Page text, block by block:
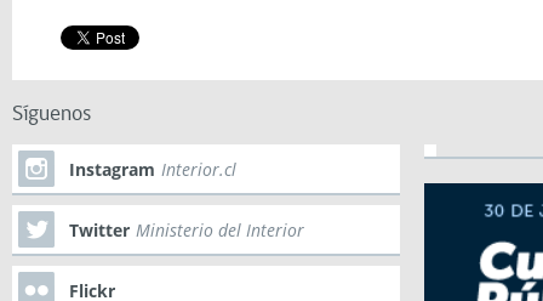
Síguenos
Instagram Interior.cl
Twitter Ministerio del Interior
Flickr